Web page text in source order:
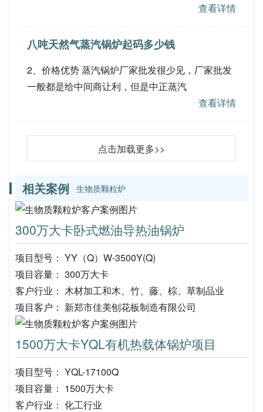
查看详情
八吨天然气蒸汽锅炉起码多少钱
2、价格优势 蒸汽锅炉厂家批发很少见，厂家批发
一般都是给中间商让利，但是中正蒸汽
查看详情
点击加载更多>>
相关案例 生物质颗粒炉
300万大卡卧式燃油导热油锅炉
项目型号： YY（Q）W-3500Y(Q)
项目容量： 300万大卡
客户行业： 木材加工和木、竹、藤、棕、草制品业
项目客户： 新郑市佳美刨花板制造有限公司
1500万大卡YQL有机热载体锅炉项目
项目型号： YQL-17100Q
项目容量： 1500万大卡
客户行业： 化工行业